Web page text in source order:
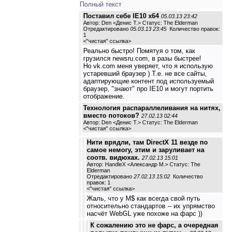
Полный текст
Поставил себе IE10 x64 05.03.13 23:42
Автор: Den <Денис Т.> Статус: The Elderman
Отредактировано 05.03.13 23:45 Количество правок:
1
<"чистая" ссылка>
Реально быстро! Помятуя о том, как
грузился newsru.com, в разы быстрее!
Но vk.com меня уверяет, что я использую
устаревший браузер ) Т.е. не все сайты,
адаптирующие контент под используемый
браузер, "знают" про IE10 и могут портить
отображение.
Технология распараллеливания на нитях,
вместо потоков? 27.02.13 02:44
Автор: Den <Денис Т.> Статус: The Elderman
<"чистая" ссылка>
Нити врядли, там DirectX 11 везде по
самое немогу, этим и заруливает на
соотв. видюхах. 27.02.13 15:01
Автор: HandleX <Александр М.> Статус: The
Elderman
Отредактировано 27.02.13 15:02 Количество
правок: 1
<"чистая" ссылка>
Жаль, что у M$ как всегда свой путь
относительно стандартов -- их упрямство
насчёт WebGL уже похоже на фарс ))
К сожалению это не фарс, а очередная